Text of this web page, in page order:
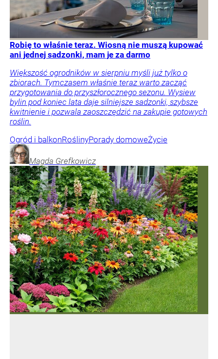
Robię to właśnie teraz. Wiosną nie muszą kupować
ani jednej sadzonki, mam je za darmo
Większość ogrodników w sierpniu myśli już tylko o
zbiorach. Tymczasem właśnie teraz warto zacząć
przygotowania do przyszłorocznego sezonu. Wysiew
bylin pod koniec lata daje silniejsze sadzonki, szybsze
kwitnienie i pozwala zaoszczędzić na zakupie gotowych
roślin.
Ogród i balkonRoślinyPorady domoweŻycie
Magda Grefkowicz